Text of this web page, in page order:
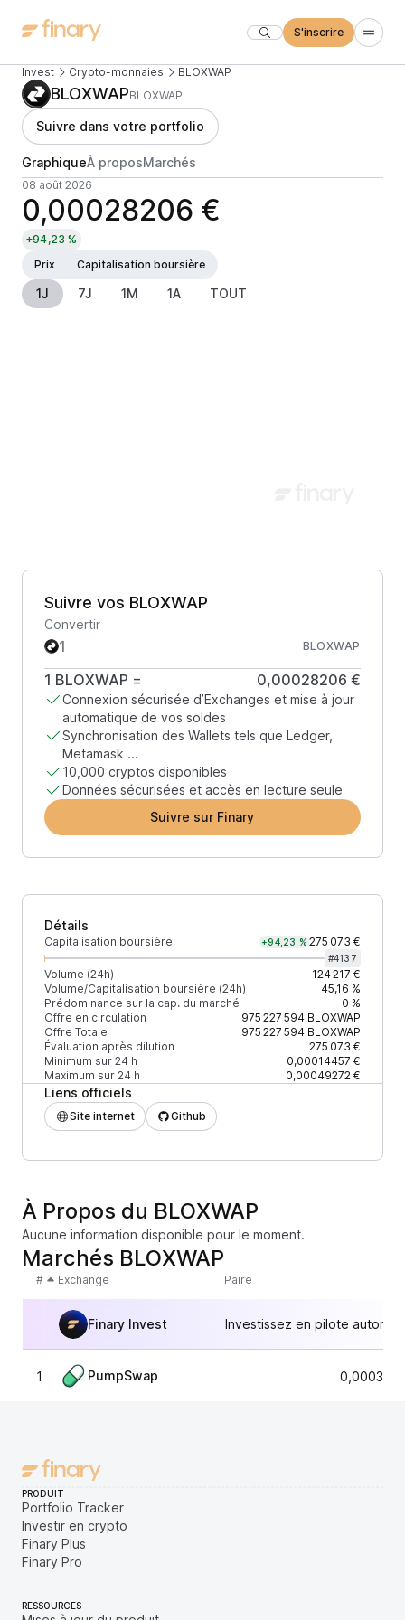
S'inscrire
Invest Crypto-monnaies BLOXWAP
BLOXWAPBLOXWAP
Suivre dans votre portfolio
GraphiqueÀ proposMarchés
08 août 2026
0,00028206 €
+94,23 %
Prix
Capitalisation boursière
1J 7J 1M 1A TOUT
Suivre vos BLOXWAP
Convertir
BLOXWAP
1 BLOXWAP = 0,00028206 €
Connexion sécurisée d’Exchanges et mise à jour
automatique de vos soldes
Synchronisation des Wallets tels que Ledger,
Metamask ...
10,000 cryptos disponibles
Données sécurisées et accès en lecture seule
Suivre sur Finary
Détails
Capitalisation boursière +94,23 % 275 073 €
#4137
Volume (24h)
124 217 €
Volume/Capitalisation boursière (24h)
45,16 %
Prédominance sur la cap. du marché
0 %
Offre en circulation
975 227 594BLOXWAP
Offre Totale
975 227 594BLOXWAP
Évaluation après dilution
275 073 €
Minimum sur 24 h
0,00014457 €
Maximum sur 24 h
0,00049272 €
Liens officiels
Site internet Github
À Propos du BLOXWAP
Aucune information disponible pour le moment.
Marchés BLOXWAP
# Exchange Paire
Finary Invest Investissez en pilote
1 PumpSwap
PRODUIT
Portfolio Tracker
Investir en crypto
Finary Plus
Finary Pro
RESSOURCES